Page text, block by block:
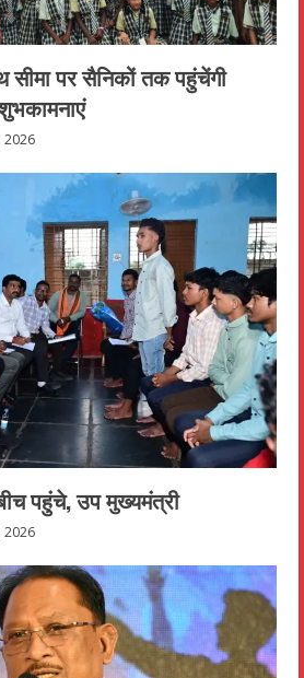
सीमा पर सैनिकों तक पहुंचेंगी
2026
पहुंचे, उप मुख्यमंत्री
2026